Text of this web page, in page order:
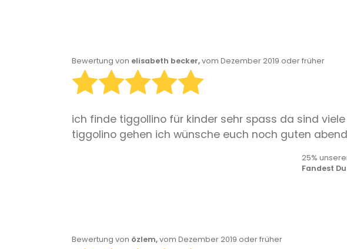
Bewertung von elisabeth becker,vom Dezember 2019 oder früher
ich finde tiggollino für kinder sehr spass da sind
tiggolino gehen ich wünsche euch noch guten abend
25%
Fandest
Bewertung von özlem,vom Dezember 2019 oder früher